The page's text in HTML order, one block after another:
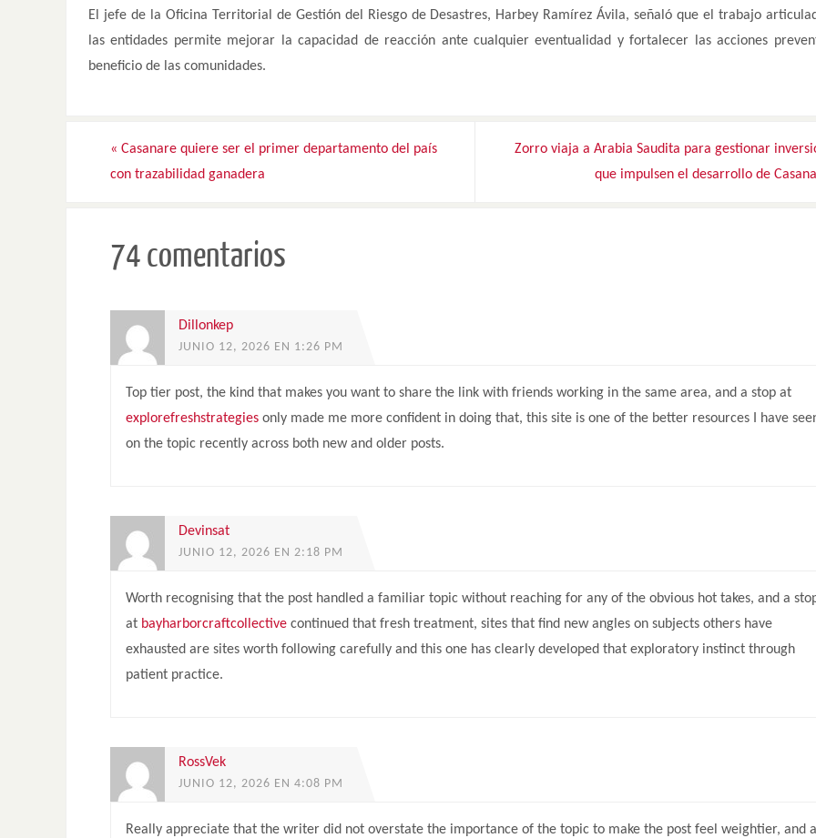
El jefe de la Oficina Territorial de Gestión del Riesgo de Desastres, Harbey Ramírez Ávila, señaló que el trabajo
las entidades permite mejorar la capacidad de reacción ante cualquier eventualidad y fortalecer las acciones
beneficio de las comunidades.
« Casanare quiere ser el primer departamento del país
con trazabilidad ganadera
Zorro viaja a Arabia Saudita para gestionar
que impulsen el desarrollo de
74 comentarios
Dillonkep
JUNIO 12, 2026 EN 1:26 PM
Top tier post, the kind that makes you want to share the link with friends working in the same area, and a stop at
explorefreshstrategies only made me more confident in doing that, this site is one of the better resources I have
on the topic recently across both new and older posts.
Devinsat
JUNIO 12, 2026 EN 2:18 PM
Worth recognising that the post handled a familiar topic without reaching for any of the obvious hot takes, and a
at bayharborcraftcollective continued that fresh treatment, sites that find new angles on subjects others have
exhausted are sites worth following carefully and this one has clearly developed that exploratory instinct through
patient practice.
RossVek
JUNIO 12, 2026 EN 4:08 PM
Really appreciate that the writer did not overstate the importance of the topic to make the post feel weightier, and a